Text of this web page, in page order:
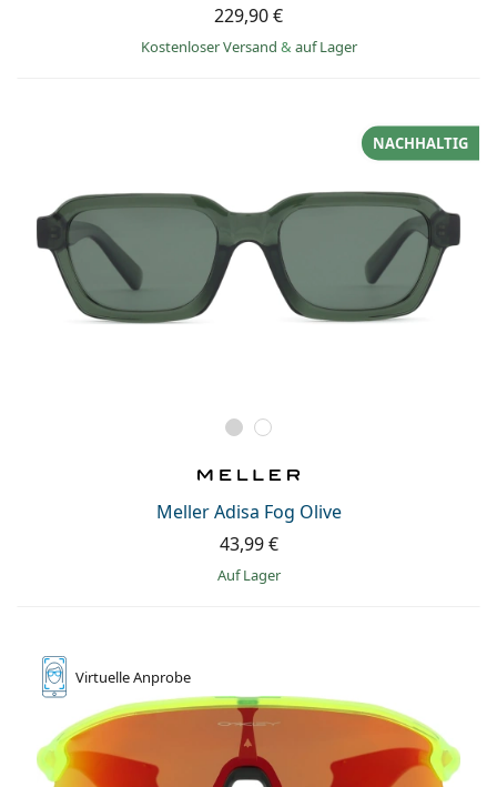
229,90 €
Kostenloser Versand & auf Lager
Meller Adisa Fog Olive
NACHHALTIG
43,99 €
auf Lager
VirtuelleAnprobe